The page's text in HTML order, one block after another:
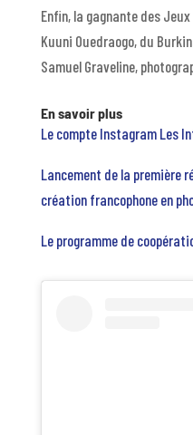
Enfin, la gagnante des
Kuuni Ouedraogo, du
Samuel Graveline,
En savoir plus
Le compte Instagram Les
Lancement de la première
création francophone en
Le programme de